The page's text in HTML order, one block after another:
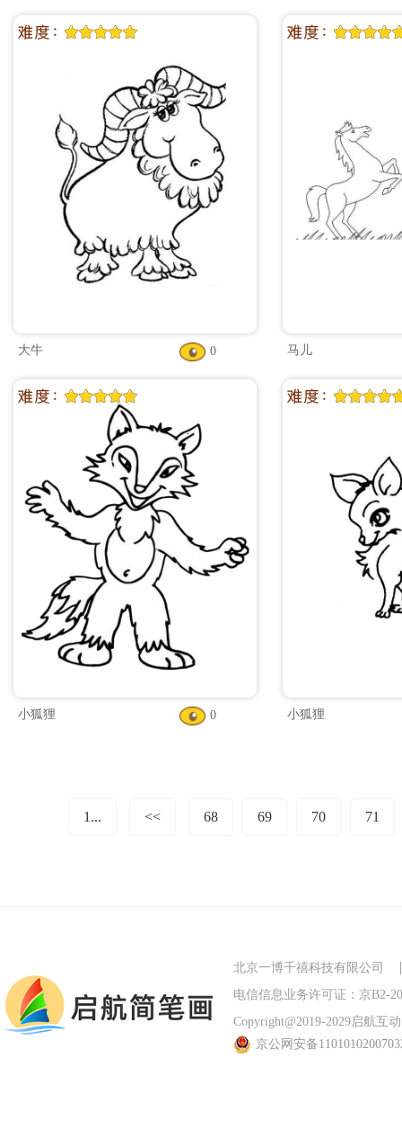
大牛 0 马儿
小狐狸 0 小狐狸
1... << 68 69 70 71
北京一博千禧科技有限公司
电信信息业务许可证：京B2-
Copyright@2019-2029启航互
京公网安备